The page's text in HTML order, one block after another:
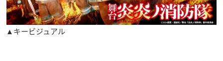
▲キービジュアル